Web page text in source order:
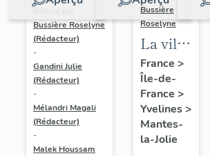
Bussière Roselyne
(Rédacteur)
-
Gandini Julie
(Rédacteur)
-
Mélandri Magali
(Rédacteur)
-
Malek Houssam
Bussière
Roselyne
La ville
de
Mantes-
la-Jolie
France >
Île-de-
France >
Yvelines>
Mantes-
la-Jolie